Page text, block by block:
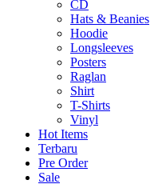
CD
Hats & Beanies
Hoodie
Longsleeves
Posters
Raglan
Shirt
T-Shirts
Vinyl
Hot Items
Terbaru
Pre Order
Sale